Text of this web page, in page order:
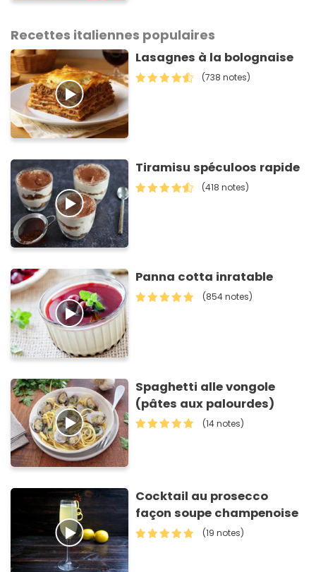
Recettes italiennes populaires
Lasagnes à la bolognaise
(738 notes)
Tiramisu spéculoos rapide
(418 notes)
Panna cotta inratable
(854 notes)
Spaghetti alle vongole
(pâtes aux palourdes)
(14 notes)
Cocktail au prosecco
façon soupe champenoise
(19 notes)